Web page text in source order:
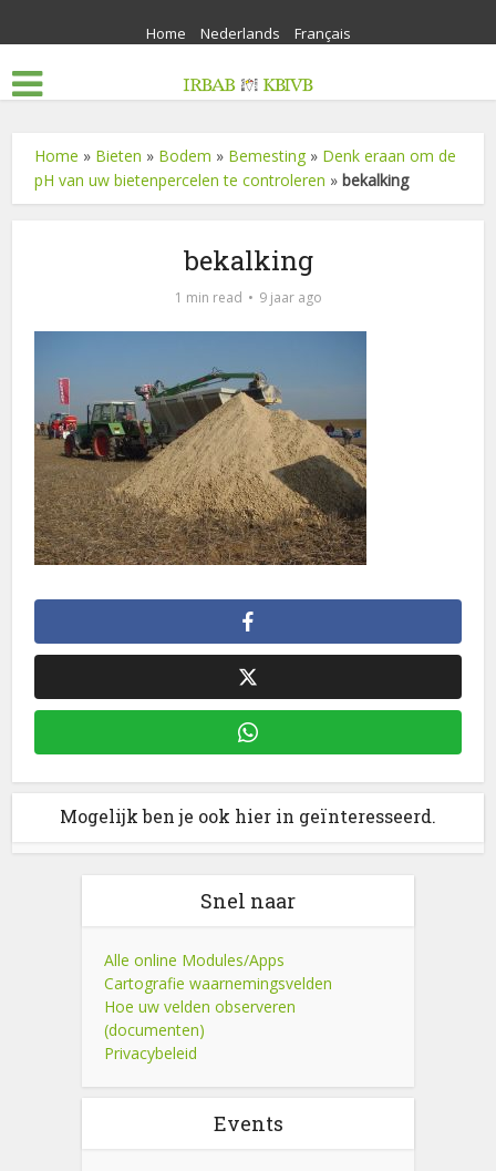
Home Nederlands Français
Home » Bieten » Bodem » Bemesting » Denk eraan om de
pH van uw bietenpercelen te controleren »bekalking
bekalking
1 min read 9 jaar ago
Mogelijk ben je ook hier in geïnteresseerd.
Snel naar
Alle online Modules/Apps
Cartografie waarnemingsvelden
Hoe uw velden observeren
(documenten)
Privacybeleid
Events